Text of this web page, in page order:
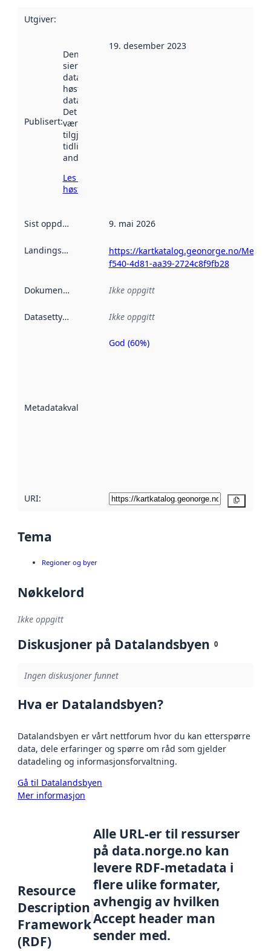
Utgiver:
Publisert:
Denne datoen
sier når
datasettet ble
høstet av
data.norge.no.
Det kan ha
vært
tilgjengelig
tidligere
andre steder.
Les mer om
høsting her
19. desember 2023
Sist oppdatert 9. mai 2026
Landingsside
https://kartkatalog.geonorge.no/
f540-4d81-aa39-2724c8f9fb28
Dokumentasjon Ikke oppgitt
Datasettype Ikke oppgitt
Metadatakvalitet
Metadatakvalitet
God (60%)
URI:
Tema
Regioner og byer
Nøkkelord
Ikke oppgitt
Diskusjoner på Datalandsbyen 0
Ingen diskusjoner funnet
Hva er Datalandsbyen?
Datalandsbyen er vårt nettforum hvor du kan etterspørre
data, dele erfaringer og spørre om råd som gjelder
datadeling og informasjonsforvaltning.
Gå til Datalandsbyen
Mer informasjon
Resource
Description
Framework
(RDF)
Alle URL-er til ressurser
på data.norge.no kan
levere RDF-metadata i
flere ulike formater,
avhengig av hvilken
Accept header man
sender med.